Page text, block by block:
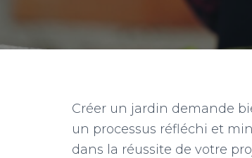
Créer un jardin demande
un processus réfléchi et
dans la réussite de votre